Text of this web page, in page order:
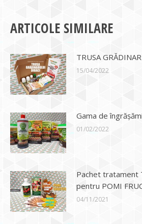
ARTICOLE SIMILARE
TRUSA
15/04/2022
Gama de
01/02/2022
Pachet tratament
pentru POMI
04/11/2021